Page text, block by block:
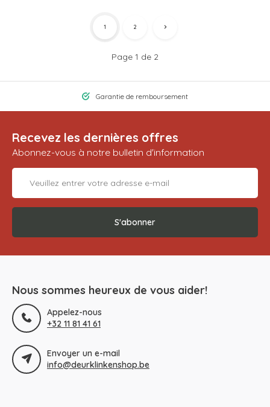
Page 1 de 2
1 2
Garantie de remboursement
Recevez les dernières offres
Abonnez-vous à notre bulletin d'information
S'abonner
Nous sommes heureux de vous aider!
Appelez-nous
+32 11 81 41 61
Envoyer un e-mail
info@deurklinkenshop.be